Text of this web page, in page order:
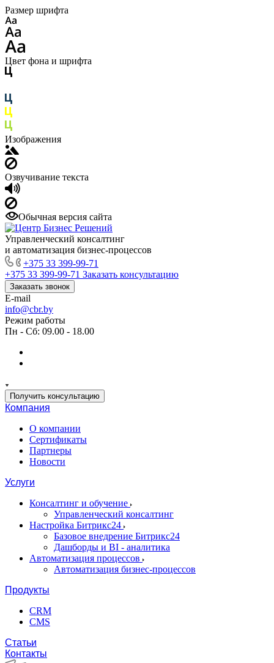
Размер шрифта
Цвет фона и шрифта
Изображения
Озвучивание текста
Обычная версия сайта
Управленческий консалтинг
и автоматизация бизнес-процессов
+375 33 399-99-71
+375 33 399-99-71 Заказать консультацию
Заказать звонок
E-mail
info@cbr.by
Режим работы
Пн - Сб: 09.00 - 18.00
Получить консультацию
Компания
О компании
Сертификаты
Партнеры
Новости
Услуги
Консалтинг и обучение
Управленческий консалтинг
Настройка Битрикс24
Базовое внедрение Битрикс24
Дашборды и BI - аналитика
Автоматизация процессов
Автоматизация бизнес-процессов
Продукты
CRM
CMS
Статьи
Контакты